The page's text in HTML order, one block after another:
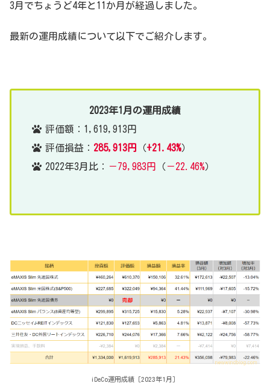
3月でちょうど4年と11か月が経過しました。
最新の運用成績について以下でご紹介します。
2023年1月の運用成績
評価額：1,619,913円
評価損益： 285,913円 （+21.43%）
2022年3月比：
－79,983円 （ －22.46%）
iDeCo運用成績［2023年1月］